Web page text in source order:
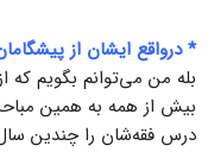
* درواقع ایشان از
بله من می‌توانم بگویم
بیش از همه به همین
درس فقه‌شان را چندین